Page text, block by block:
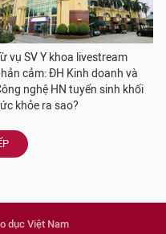
vụ SV Y khoa livestream
cảm: ĐH Kinh doanh và
nghệ HN tuyển sinh khối
khỏe ra sao?
dục Việt Nam